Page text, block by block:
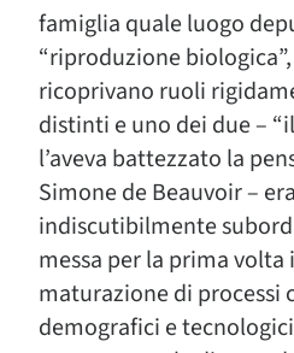
famiglia quale luogo
“riproduzione
ricoprivano ruoli
distinti e uno dei due –
l’aveva battezzato la
Simone de Beauvoir –
indiscutibilmente
messa per la prima volta
maturazione di processi
demografici e